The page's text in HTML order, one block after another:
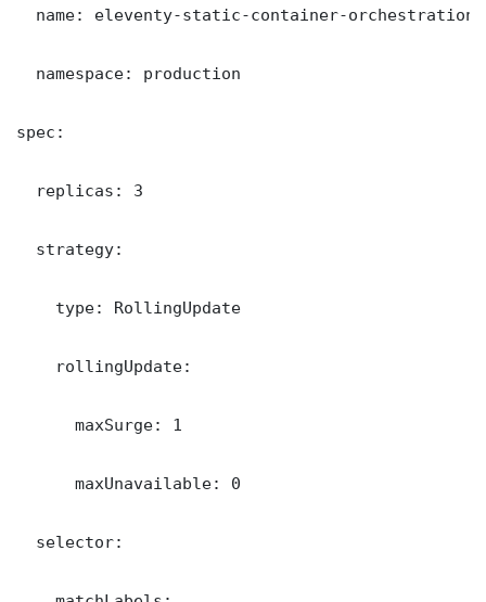
  name: eleventy-static-container-orchestration
  namespace: production
spec:
  replicas: 3
  strategy:
    type: RollingUpdate
    rollingUpdate:
      maxSurge: 1
      maxUnavailable: 0
  selector: